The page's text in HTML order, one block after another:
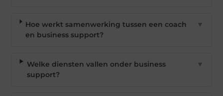
Hoe werkt samenwerking tussen een coach
en business support?
▼
Welke diensten vallen onder business
support?
▼